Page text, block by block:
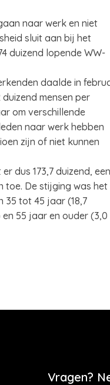
naar werk en niet
sluit aan bij het
duizend lopende WW-
daalde in
mensen per
om verschillende
naar werk hebben
zijn of niet kunnen
dus 173,7 duizend, een
toe. De stijging was het
tot 45 jaar (18,7
55 jaar en ouder (3,0
Vragen?